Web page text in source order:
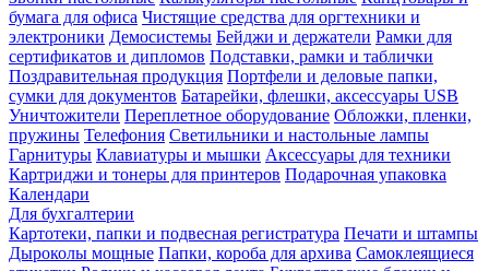
бумага для офиса Чистящие средства для оргтехники и
электроники Демосистемы Бейджи и держатели Рамки для
сертификатов и дипломов Подставки, рамки и таблички
Поздравительная продукция Портфели и деловые папки,
сумки для документов Батарейки, флешки, аксессуары USB
Уничтожители Переплетное оборудование Обложки, пленки,
пружины Телефония Светильники и настольные лампы
Гарнитуры Клавиатуры и мышки Аксессуары для техники
Картриджи и тонеры для принтеров Подарочная упаковка
Календари
Для бухгалтерии
Картотеки, папки и подвесная регистратура Печати и штампы
Дыроколы мощные Папки, короба для архива Самоклеящиеся